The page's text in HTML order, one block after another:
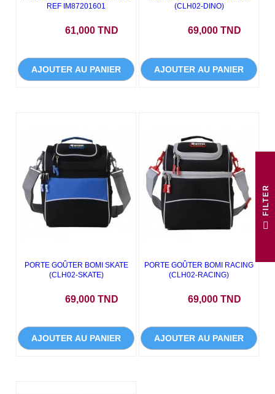
REF IM87201601
61,000 TND
AJOUTER AU PANIER
(CLH02-DINO)
69,000 TND
AJOUTER AU PANIER
PORTE GOÛTER BOMI SKATE
(CLH02-SKATE)
69,000 TND
AJOUTER AU PANIER
PORTE GOÛTER BOMI RACING
(CLH02-RACING)
69,000 TND
AJOUTER AU PANIER
R